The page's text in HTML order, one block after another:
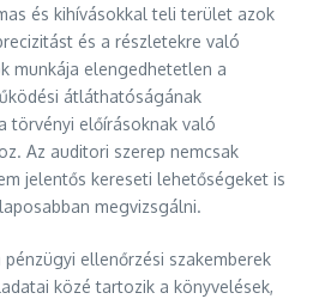
és kihívásokkal teli terület azok
és a részletekre való
munkája elengedhetetlen a
átláthatóságának
törvényi előírásoknak való
Az auditori szerep nemcsak
jelentős kereseti lehetőségeket is
megvizsgálni.
ellenőrzési szakemberek
közé tartozik a könyvelések,